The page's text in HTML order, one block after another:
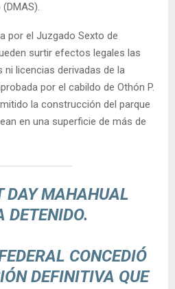
por el Juzgado Sexto de
surtir efectos legales las
licencias derivadas de la
por el cabildo de Othón P.
la construcción del parque
en una superficie de más de
DAY MAHAHUAL
DETENIDO.
CONCEDIÓ
DEFINITIVA QUE